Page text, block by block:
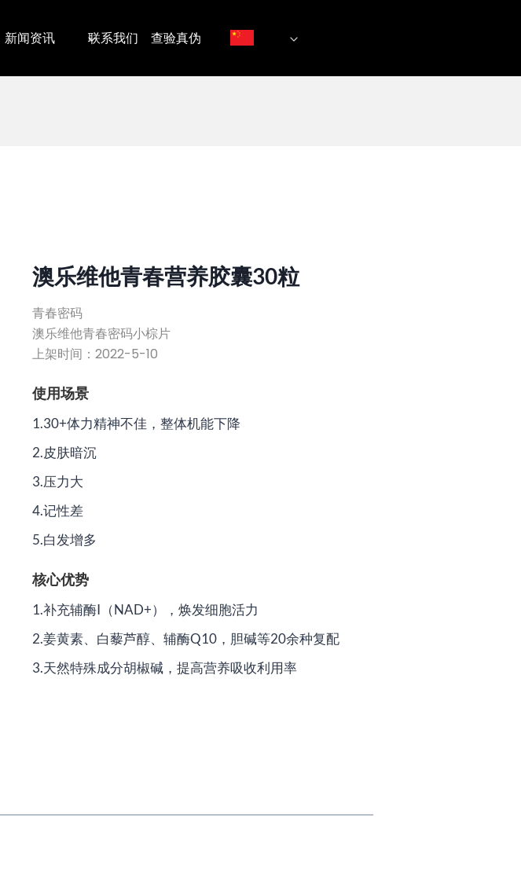
新闻资讯 联系我们 查验真伪
澳乐维他青春营养胶囊30粒
青春密码
澳乐维他青春密码小棕片
上架时间：2022-5-10
使用场景
1.30+体力精神不佳，整体机能下降
2.皮肤暗沉
3.压力大
4.记性差
5.白发增多
核心优势
1.补充辅酶I（NAD+），焕发细胞活力
2.姜黄素、白藜芦醇、辅酶Q10，胆碱等20余种复配
3.天然特殊成分胡椒碱，提高营养吸收利用率